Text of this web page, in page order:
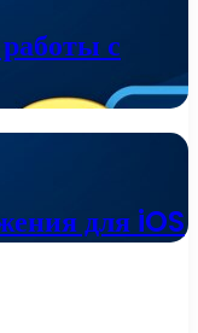
с
для iOS